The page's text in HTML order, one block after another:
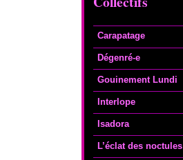
Carapatage
Dégenré-e
Gouinement Lundi
Interlope
Isadora
L’éclat des noctules